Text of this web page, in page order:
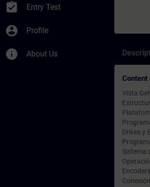
assignment_turned_in Entry Test
account_circle Profile
info About Us
Content
Vista
Drives y
Sistema